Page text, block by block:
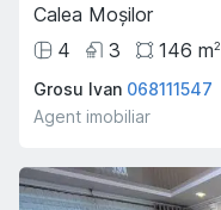
Calea Moșilor
4
3 146 m2
Grosu Ivan 068111547
Agent imobiliar